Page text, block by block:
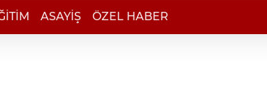
ASAYİŞ ÖZEL HABER